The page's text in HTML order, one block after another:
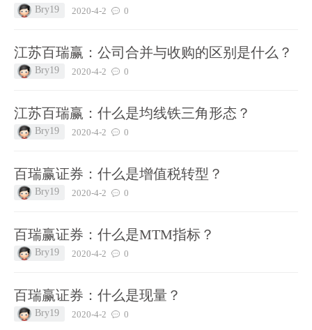
Bry19 2020-4-2 0
江苏百瑞赢：公司合并与收购的区别是什么？
Bry19 2020-4-2 0
江苏百瑞赢：什么是均线铁三角形态？
Bry19 2020-4-2 0
百瑞赢证券：什么是增值税转型？
Bry19 2020-4-2 0
百瑞赢证券：什么是MTM指标？
Bry19 2020-4-2 0
百瑞赢证券：什么是现量？
Bry19 2020-4-2 0